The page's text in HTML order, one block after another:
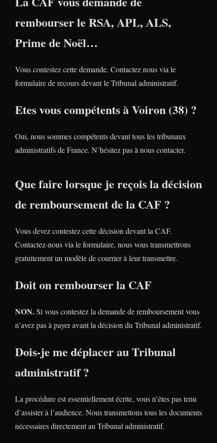
rembourser le RSA, APL, ALS,
Prime de Noël…
Vous contestez cette demande. Contactez nous via le
formulaire de recours devant le Tribunal administratif.
Etes vous compétents à Voiron (38) ?
Oui, nous sommes compétents devant tous les tribunaux
administratifs de France. N’hésitez pas à nous contacter.
Que faire lorsque je reçois la décision
de remboursement de la CAF ?
Vous devez contestez cette décision devant la CAF.
Contactez-nous via le formulaire, nous vous transmettrons
gratuitement un modèle de courrier à leur transmettre.
Doit on rembourser la CAF
NON.Si vous contestez la demande de remboursement vous
n’avez pas à payer avant la décision du Tribunal administratif.
Dois-je me déplacer au Tribunal
administratif ?
La procédure est essentiellement écrite, vous n’êtes pas tenu
d’assister à l’audience. Nous transmettons tous les documents
nécessaires directement au Tribunal administratif.